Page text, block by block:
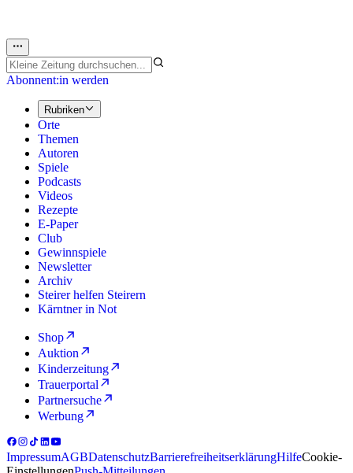
Abonnent:in werden
Rubriken
Orte
Themen
Autoren
Spiele
Podcasts
Videos
Rezepte
E-Paper
Club
Gewinnspiele
Newsletter
Archiv
Steirer helfen Steirern
Kärntner in Not
Shop
Auktion
Kinderzeitung
Trauerportal
Partnersuche
Werbung
ImpressumAGBDatenschutzBarrierefreiheitserklärungHilfeCookie-